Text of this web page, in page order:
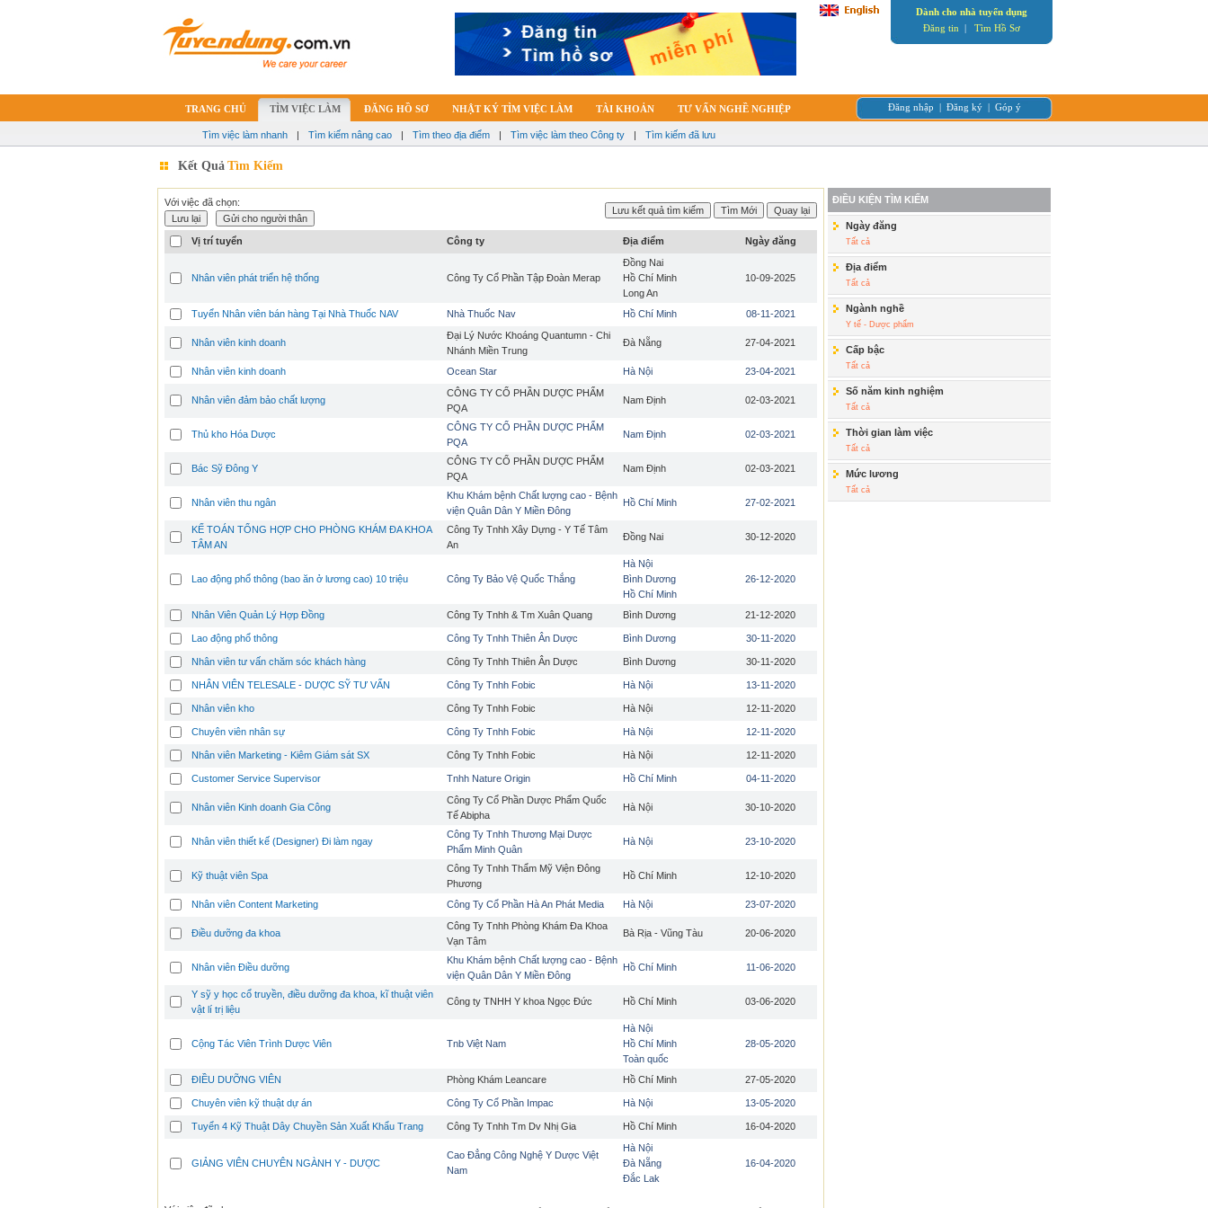
Dành cho nhà tuyển dụng
Đăng tin | Tìm Hồ Sơ
TRANG CHỦ TÌM VIỆC LÀM ĐĂNG HỒ SƠ NHẬT KÝ TÌM VIỆC LÀM TÀI KHOẢN TƯ VẤN NGHỀ NGHIỆP Đăng nhập | Đăng ký | Góp ý
Tìm việc làm nhanh | Tìm kiếm nâng cao | Tìm theo địa điểm | Tìm việc làm theo Công ty | Tìm kiếm đã lưu
Kết Quả Tìm Kiếm
Với việc đã chọn:
Vị trí tuyển Công ty Địa điểm Ngày đăng
Nhân viên phát triển hệ thống Công Ty Cổ Phần Tập Đoàn Merap
Đồng Nai
Hồ Chí Minh
Long An
10-09-2025
Tuyển Nhân viên bán hàng Tại Nhà Thuốc NAV Nhà Thuốc Nav Hồ Chí Minh 08-11-2021
Nhân viên kinh doanh
Đại Lý Nước Khoáng Quantumn - Chi
Nhánh Miền Trung
Đà Nẵng 27-04-2021
Nhân viên kinh doanh Ocean Star Hà Nội 23-04-2021
Nhân viên đảm bảo chất lượng
CÔNG TY CỔ PHẦN DƯỢC PHẨM
PQA
Nam Định 02-03-2021
Thủ kho Hóa Dược
CÔNG TY CỔ PHẦN DƯỢC PHẨM
PQA
Nam Định 02-03-2021
Bác Sỹ Đông Y
CÔNG TY CỔ PHẦN DƯỢC PHẨM
PQA
Nam Định 02-03-2021
Nhân viên thu ngân
Khu Khám bệnh Chất lượng cao - Bệnh
viện Quân Dân Y Miền Đông
Hồ Chí Minh 27-02-2021
KẾ TOÁN TỔNG HỢP CHO PHÒNG KHÁM ĐA KHOA
TÂM AN
Công Ty Tnhh Xây Dựng - Y Tế Tâm
An
Đồng Nai 30-12-2020
Lao động phổ thông (bao ăn ở lương cao) 10 triệu Công Ty Bảo Vệ Quốc Thắng
Hà Nội
Bình Dương
Hồ Chí Minh
26-12-2020
Nhân Viên Quản Lý Hợp Đồng Công Ty Tnhh & Tm Xuân Quang Bình Dương 21-12-2020
Lao động phổ thông Công Ty Tnhh Thiên Ân Dược Bình Dương 30-11-2020
Nhân viên tư vấn chăm sóc khách hàng Công Ty Tnhh Thiên Ân Dược Bình Dương 30-11-2020
NHÂN VIÊN TELESALE - DƯỢC SỸ TƯ VẤN Công Ty Tnhh Fobic Hà Nội 13-11-2020
Nhân viên kho Công Ty Tnhh Fobic Hà Nội 12-11-2020
Chuyên viên nhân sự Công Ty Tnhh Fobic Hà Nội 12-11-2020
Nhân viên Marketing - Kiêm Giám sát SX Công Ty Tnhh Fobic Hà Nội 12-11-2020
Customer Service Supervisor Tnhh Nature Origin Hồ Chí Minh 04-11-2020
Nhân viên Kinh doanh Gia Công
Công Ty Cổ Phần Dược Phẩm Quốc
Tế Abipha
Hà Nội 30-10-2020
Nhân viên thiết kế (Designer) Đi làm ngay
Công Ty Tnhh Thương Mại Dược
Phẩm Minh Quân
Hà Nội 23-10-2020
Kỹ thuật viên Spa
Công Ty Tnhh Thẩm Mỹ Viện Đông
Phương
Hồ Chí Minh 12-10-2020
Nhân viên Content Marketing Công Ty Cổ Phần Hà An Phát Media Hà Nội 23-07-2020
Điều dưỡng đa khoa
Công Ty Tnhh Phòng Khám Đa Khoa
Vạn Tâm
Bà Rịa - Vũng Tàu 20-06-2020
Nhân viên Điều dưỡng
Khu Khám bệnh Chất lượng cao - Bệnh
viện Quân Dân Y Miền Đông
Hồ Chí Minh 11-06-2020
Y sỹ y học cổ truyền, điều dưỡng đa khoa, kĩ thuật viên
vật lí trị liệu
Công ty TNHH Y khoa Ngọc Đức Hồ Chí Minh 03-06-2020
Cộng Tác Viên Trình Dược Viên Tnb Việt Nam
Hà Nội
Hồ Chí Minh
Toàn quốc
28-05-2020
ĐIỀU DƯỠNG VIÊN Phòng Khám Leancare Hồ Chí Minh 27-05-2020
Chuyên viên kỹ thuật dự án Công Ty Cổ Phần Impac Hà Nội 13-05-2020
Tuyển 4 Kỹ Thuật Dây Chuyền Sản Xuất Khẩu Trang Công Ty Tnhh Tm Dv Nhị Gia Hồ Chí Minh 16-04-2020
GIẢNG VIÊN CHUYÊN NGÀNH Y - DƯỢC
Cao Đẳng Công Nghệ Y Dược Việt
Nam
Hà Nội
Đà Nẵng
Đắc Lak
16-04-2020
ĐIỀU KIỆN TÌM KIẾM
Ngày đăng
Tất cả
Địa điểm
Tất cả
Ngành nghề
Y tế - Dược phẩm
Cấp bậc
Tất cả
Số năm kinh nghiệm
Tất cả
Thời gian làm việc
Tất cả
Mức lương
Tất cả